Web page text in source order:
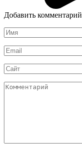
Добавить комментарий
Имя
*
Email
*
Сайт
Комментарий